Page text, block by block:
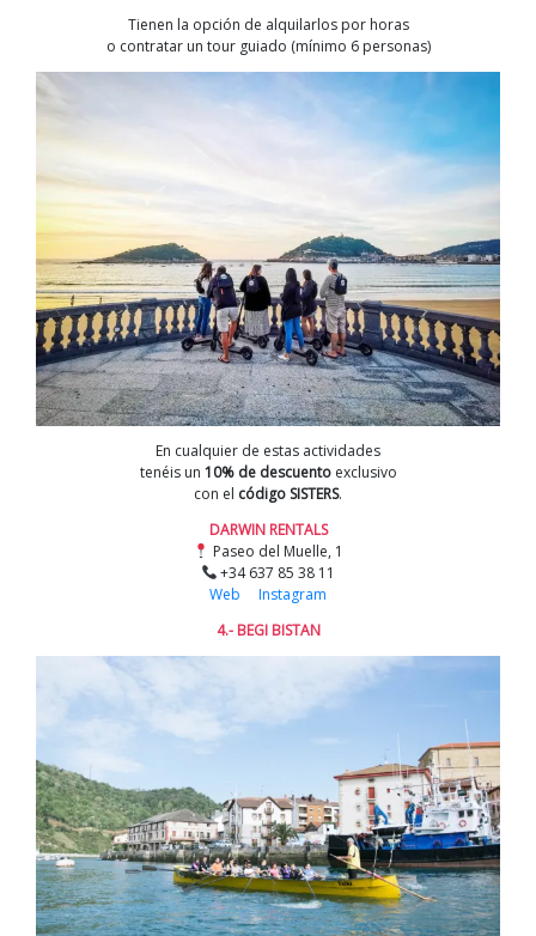
Tienen la opción de alquilarlos por horas
o contratar un tour guiado (mínimo 6 personas)
En cualquier de estas actividades
tenéis un 10% de descuentoexclusivo
con el código SISTERS.
DARWIN RENTALS
Paseo del Muelle, 1
+34 637 85 38 11
Web
Instagram
4.- BEGI BISTAN